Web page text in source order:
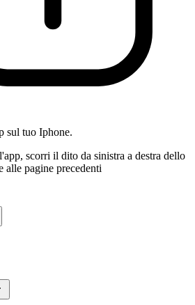
sul tuo Iphone.
scorri il dito da sinistra a destra dello
alle pagine precedenti